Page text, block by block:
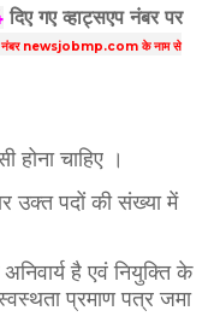
दिए गएव्हाट्सएपनंबर पर
नंबर newsjobmp.com के नाम से
होना चाहिए ।
उक्त पदों की संख्या में
है एवं नियुक्ति के
स्वस्थता प्रमाण पत्र जमा